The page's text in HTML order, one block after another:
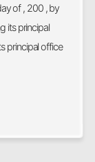
of , 200 , by
its principal
principal office